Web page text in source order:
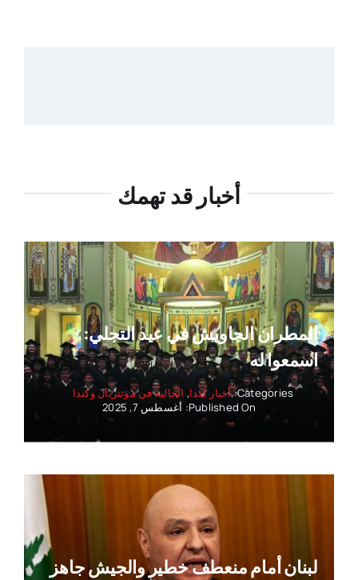
أخبار قد تهمك
المطران الجاويش في عيد التجلي:
اسمعوا له
Categories: أخبار كندا, الجالية في مونتريال وكندا
Published On: أغسطس 7, 2025
لبنان أمام منعطف خطير والجيش جاهز